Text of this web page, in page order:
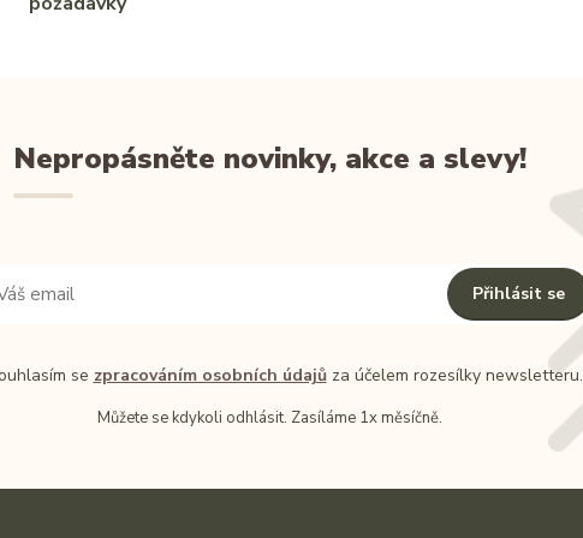
Nepropásněte novinky, akce a slevy!
Přihlásit se
se zpracováním osobních údajůza účelem rozesílky newsletteru.
Můžete se kdykoli odhlásit. Zasíláme 1x měsíčně.